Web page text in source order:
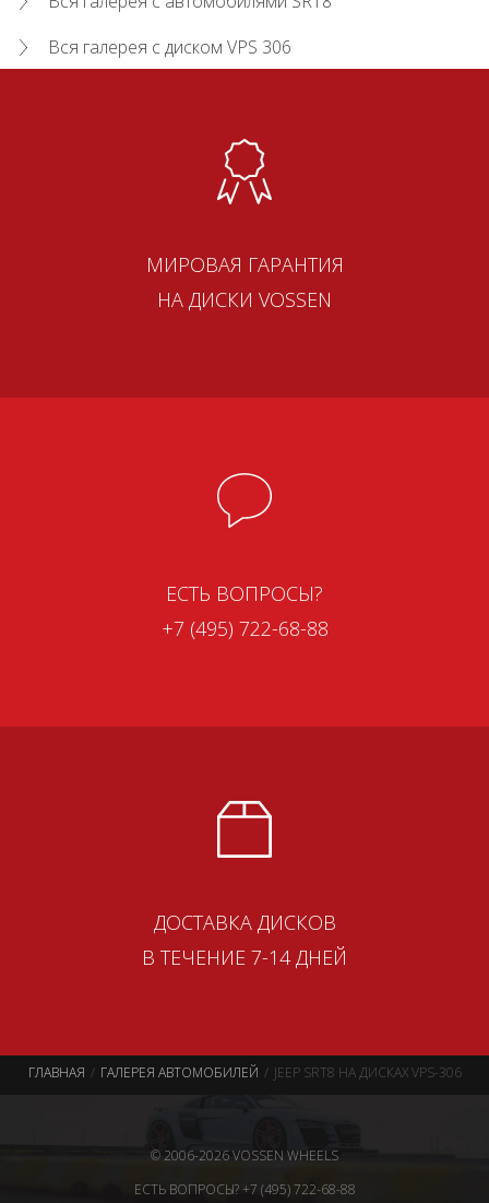
Вся галерея с диском VPS 306
МИРОВАЯ ГАРАНТИЯ
НА ДИСКИ VOSSEN
ЕСТЬ ВОПРОСЫ?
+7 (495) 722-68-88
ДОСТАВКА ДИСКОВ
В ТЕЧЕНИЕ 7-14 ДНЕЙ
ГЛАВНАЯ ГАЛЕРЕЯ АВТОМОБИЛЕЙ JEEP SRT8 НА ДИСКАХ VPS-306
© 2006-2026 VOSSEN WHEELS
ЕСТЬ ВОПРОСЫ? +7 (495) 722-68-88